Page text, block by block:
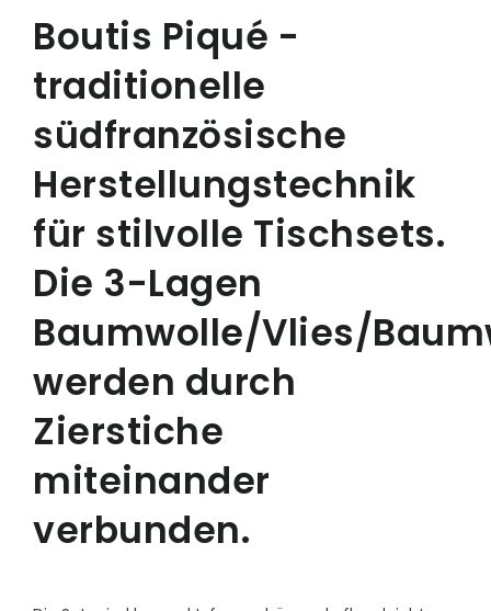
Boutis Piqué -
traditionelle
südfranzösische
Herstellungstechnik
für stilvolle Tischsets.
Die 3-Lagen
Baumwolle/Vlies/
werden durch
Zierstiche
miteinander
verbunden.